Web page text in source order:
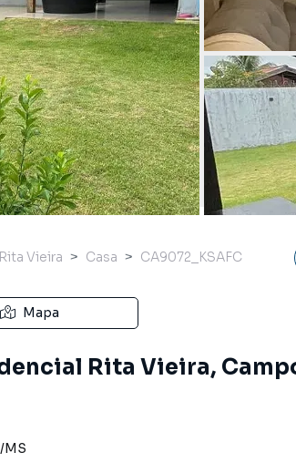
Vieira Casa CA9072_KSAFC
Mapa
Rita Vieira,
/MS